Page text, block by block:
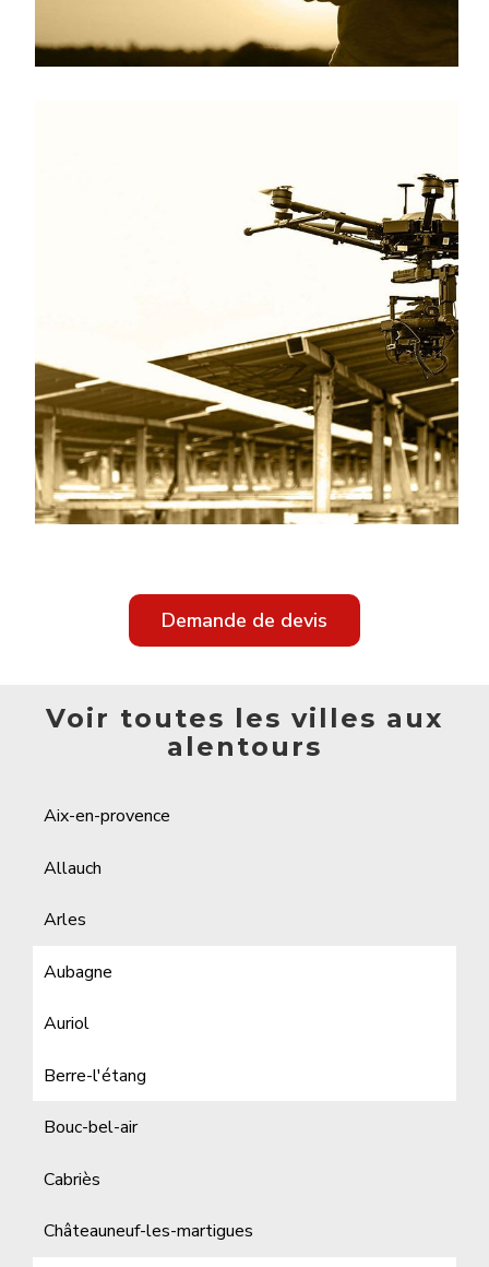
Demande de devis
Voir toutes les villes aux
alentours
Aix-en-provence
Allauch
Arles
Aubagne
Auriol
Berre-l'étang
Bouc-bel-air
Cabriès
Châteauneuf-les-martigues